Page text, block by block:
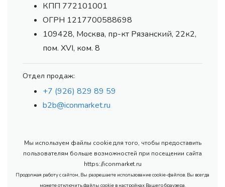
КПП 772101001
ОГРН 1217700588698
109428, Москва, пр-кт Рязанский, 22к2,
пом. XVI, ком. 8
Отдел продаж:
+7 (926) 829 89 59
b2b@iconmarket.ru
Мы используем файлы cookie для того, чтобы предоставить
пользователям больше возможностей при посещении сайта
https://iconmarket.ru
Продолжая работу с сайтом, Вы разрешаете использование cookie-файлов. Вы всегда
можете отключить файлы cookie в настройках Вашего браузера.